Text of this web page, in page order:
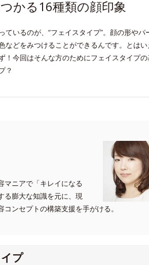
かる16種類の顔印象
いるのが、“フェイスタイプ”。顔の形やパ
などをみつけることができるんです。とは
！今回はそんな方のためにフェイスタイプ
？
マニアで「キレイになる
る膨大な知識を元に、現
ンセプトの構築支援を手がける。
プ